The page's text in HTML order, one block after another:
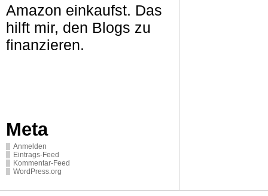
Amazon einkaufst. Das
hilft mir, den Blogs zu
finanzieren.
Meta
Anmelden
Eintrags-Feed
Kommentar-Feed
WordPress.org